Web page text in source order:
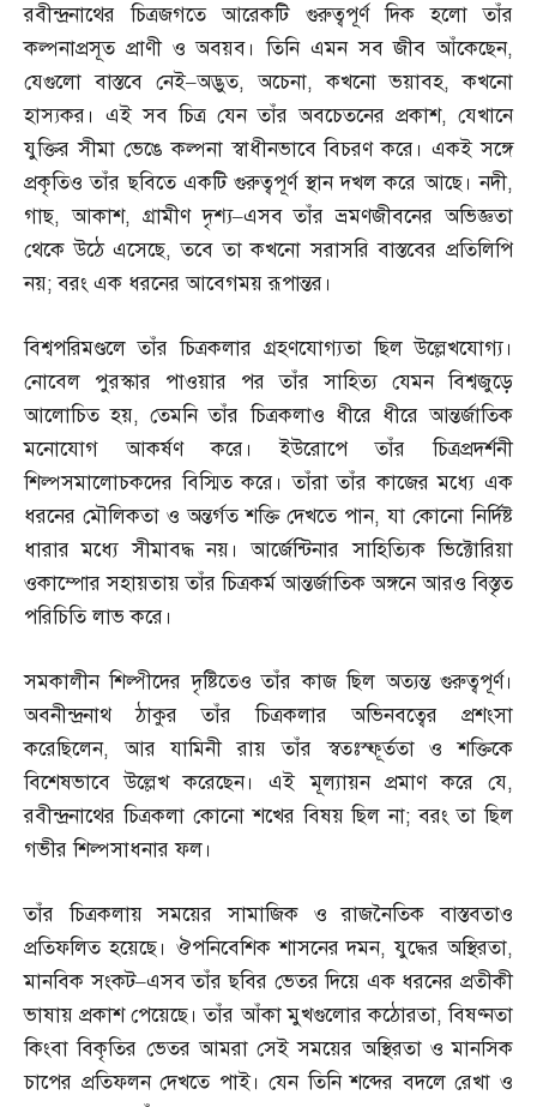
রবীন্দ্রনাথের চিত্রজগতে আরেকটি গুরুত্বপূর্ণ দিক হলো তাঁর
কল্পনাপ্রসূত প্রাণী ও অবয়ব। তিনি এমন সব জীব আঁকেছেন,
যেগুলো বাস্তবে নেই–অদ্ভুত,অচেনা,কখনো ভয়াবহ,কখনো
হাস্যকর। এই সব চিত্র যেন তাঁর অবচেতনের প্রকাশ, যেখানে
যুক্তির সীমা ভেঙে কল্পনা স্বাধীনভাবে বিচরণ করে। একই সঙ্গে
প্রকৃতিও তাঁর ছবিতে একটি গুরুত্বপূর্ণ স্থান দখল করে আছে। নদী,
গাছ,আকাশ, গ্রামীণ দৃশ্য–এসব তাঁর ভ্রমণজীবনের অভিজ্ঞতা
থেকে উঠে এসেছে,তবে তা কখনো সরাসরি বাস্তবের প্রতিলিপি
নয়;বরং এক ধরনের আবেগময় রূপান্তর।
বিশ্বপরিমণ্ডলে তাঁর চিত্রকলার গ্রহণযোগ্যতা ছিল উল্লেখযোগ্য।
নোবেল পুরস্কার পাওয়ার পর তাঁর সাহিত্য যেমন বিশ্বজুড়ে
আলোচিত হয়,তেমনি তাঁর চিত্রকলাও ধীরে ধীরে আন্তর্জাতিক
মনোযোগ আকর্ষণ করে। ইউরোপে তাঁর চিত্রপ্রদর্শনী
শিল্পসমালোচকদের বিস্মিত করে। তাঁরা তাঁর কাজের মধ্যে এক
ধরনের মৌলিকতা ও অন্তর্গত শক্তি দেখতে পান,যা কোনো নির্দিষ্ট
ধারার মধ্যে সীমাবদ্ধ নয়। আর্জেন্টিনার সাহিত্যিক ভিক্টোরিয়া
ওকাম্পোর সহায়তায় তাঁর চিত্রকর্ম আন্তর্জাতিক অঙ্গনে আরও বিস্তৃত
পরিচিতি লাভ করে।
সমকালীন শিল্পীদের দৃষ্টিতেও তাঁর কাজ ছিল অত্যন্ত গুরুত্বপূর্ণ।
অবনীন্দ্রনাথ ঠাকুর তাঁর চিত্রকলার অভিনবত্বের প্রশংসা
করেছিলেন,আর যামিনী রায় তাঁর স্বতঃস্ফূর্ততা ও শক্তিকে
বিশেষভাবে উল্লেখ করেছেন। এই মূল্যায়ন প্রমাণ করে যে,
রবীন্দ্রনাথের চিত্রকলা কোনো শখের বিষয় ছিল না;বরং তা ছিল
গভীর শিল্পসাধনার ফল।
তাঁর চিত্রকলায় সময়ের সামাজিক ও রাজনৈতিক বাস্তবতাও
প্রতিফলিত হয়েছে। ঔপনিবেশিক শাসনের দমন,যুদ্ধের অস্থিরতা,
মানবিক সংকট–এসব তাঁর ছবির ভেতর দিয়ে এক ধরনের প্রতীকী
ভাষায় প্রকাশ পেয়েছে। তাঁর আঁকা মুখগুলোর কঠোরতা,বিষণ্নতা
কিংবা বিকৃতির ভেতর আমরা সেই সময়ের অস্থিরতা ও মানসিক
চাপের প্রতিফলন দেখতে পাই। যেন তিনি শব্দের বদলে রেখা ও